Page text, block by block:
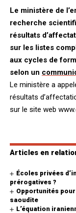
Le ministère de
recherche
résultats
sur les listes
aux cycles de
selon un
Le ministère a
résultats
sur le site web
Articles en
Écoles privées
prérogatives ?
Opportunités
saoudite
L’équation